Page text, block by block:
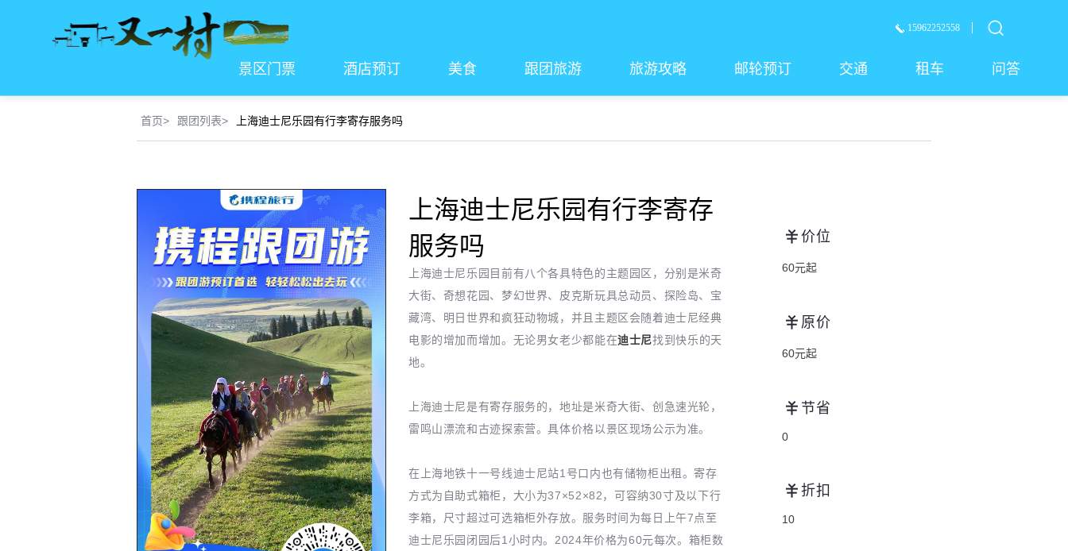
15962252558
景区门票 酒店预订 美食 跟团旅游 旅游攻略 邮轮预订 交通 租车 问答
首页> 跟团列表> 上海迪士尼乐园有行李寄存服务吗
上海迪士尼乐园有行李寄存
服务吗
上海迪士尼乐园目前有八个各具特色的主题园区，分别是米奇
大街、奇想花园、梦幻世界、皮克斯玩具总动员、探险岛、宝
藏湾、明日世界和疯狂动物城，并且主题区会随着迪士尼经典
电影的增加而增加。无论男女老少都能在迪士尼找到快乐的天
地。
上海迪士尼是有寄存服务的，地址是米奇大街、创急速光轮，
雷鸣山漂流和古迹探索营。具体价格以景区现场公示为准。
在上海地铁十一号线迪士尼站1号口内也有储物柜出租。寄存
方式为自助式箱柜，大小为37×52×82，可容纳30寸及以下行
李箱，尺寸超过可选箱柜外存放。服务时间为每日上午7点至
迪士尼乐园闭园后1小时内。2024年价格为60元每次。箱柜数
价位
60元起
原价
60元起
节省
0
折扣
10